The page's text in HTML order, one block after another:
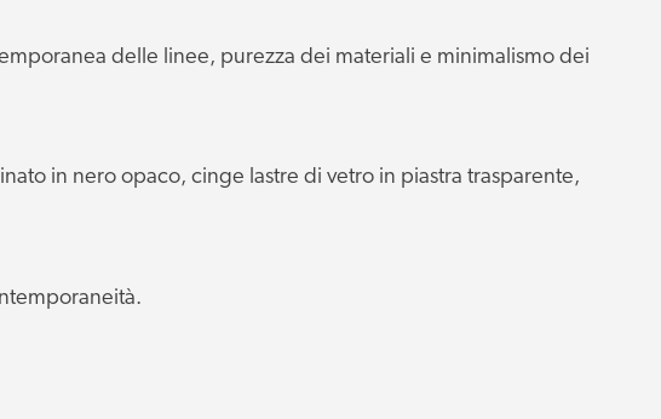
delle linee, purezza dei materiali e minimalismo dei
in nero opaco, cinge lastre di vetro in piastra trasparente,